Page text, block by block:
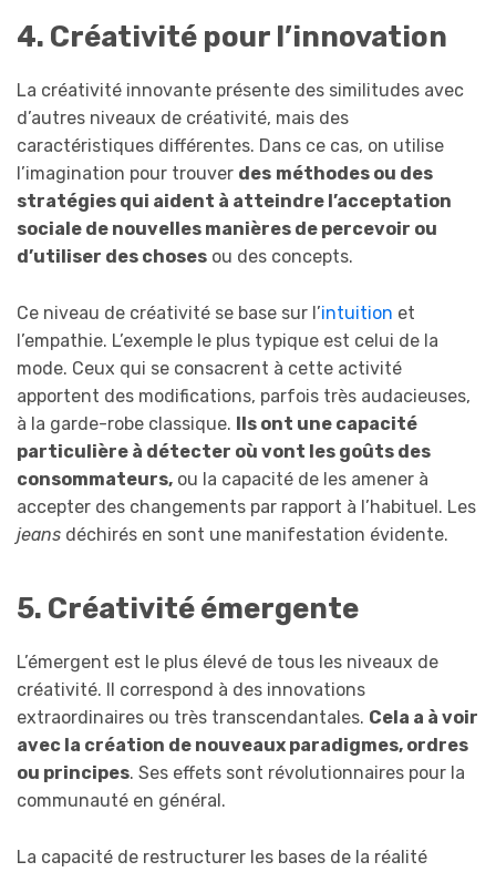
4. Créativité pour l’innovation
La créativité innovante présente des similitudes avec
d’autres niveaux de créativité, mais des
caractéristiques différentes. Dans ce cas, on utilise
l’imagination pour trouver des méthodes ou des
stratégies qui aident à atteindre l’acceptation
sociale de nouvelles manières de percevoir ou
d’utiliser des choses ou des concepts.
Ce niveau de créativité se base sur l’intuition et
l’empathie. L’exemple le plus typique est celui de la
mode. Ceux qui se consacrent à cette activité
apportent des modifications, parfois très audacieuses,
à la garde-robe classique. Ils ont une capacité
particulière à détecter où vont les goûts des
consommateurs, ou la capacité de les amener à
accepter des changements par rapport à l’habituel. Les
jeans déchirés en sont une manifestation évidente.
5. Créativité émergente
L’émergent est le plus élevé de tous les niveaux de
créativité. Il correspond à des innovations
extraordinaires ou très transcendantales. Cela a à voir
avec la création de nouveaux paradigmes, ordres
ou principes. Ses effets sont révolutionnaires pour la
communauté en général.
La capacité de restructurer les bases de la réalité